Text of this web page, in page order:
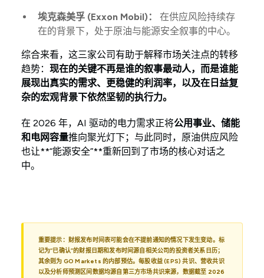
埃克森美孚 (Exxon Mobil)：
在供应风险持续存
在的背景下，处于原油与能源安全叙事的中心。
综合来看，这三家公司有助于解释市场关注点的转移
趋势： 现在的关键不再是谁的叙事最动人，而是谁能
展现出真实的需求、更稳健的利润率，以及在日益复
杂的宏观背景下依然坚韧的执行力。
在 2026 年，AI 驱动的电力需求正将公用事业、储能
和电网容量推向聚光灯下；与此同时，原油供应风险
也让**“能源安全”**重新回到了市场的核心对话之
中。
重要提示：财报发布时间表可能会在不提前通知的情况下发生变动。标
记为“已确认”的财报日期和发布时间源自相关公司的投资者关系日历；
其余则为 GO Markets 的内部预估。每股收益 (EPS) 共识、营收共识
以及分析师预测区间数据均源自第三方市场共识来源，数据截至 2026